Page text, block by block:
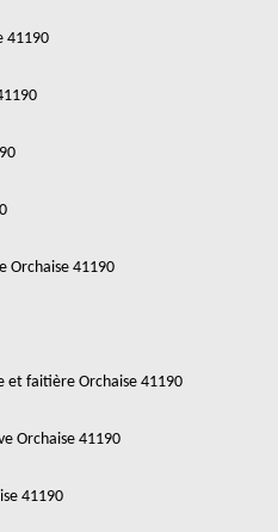
41190
Orchaise 41190
et faitière Orchaise 41190
Orchaise 41190
41190